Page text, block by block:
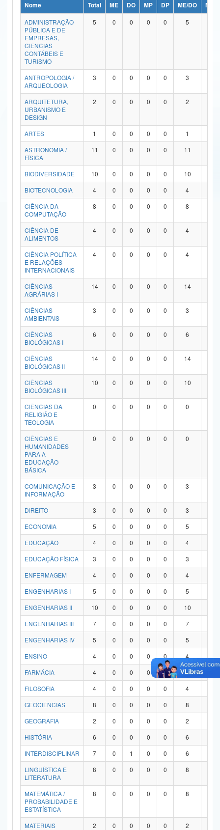
Ministério da Ciência, Tecnologia, Inovações e Comunicações
Ministério do Meio Ambiente
Ministério do Turismo
Ministério do Desenvolvimento Regional
Controladoria-Geral da União
Ministério da Mulher, da Família e dos Direitos Humanos
Secretaria de Governo
Advocacia-Geral da União
Banco Central do Brasil
Nome Total ME DO MP DP ME/DO
MP/
ADMINISTRAÇÃO
PÚBLICA E DE
EMPRESAS,
CIÊNCIAS
CONTÁBEIS E
TURISMO
5 0 0 0 0 5
ANTROPOLOGIA /
ARQUEOLOGIA
3 0 0 0 0 3
ARQUITETURA,
URBANISMO E
DESIGN
2 0 0 0 0 2
ARTES 1 0 0 0 0 1
ASTRONOMIA /
FÍSICA
11 0 0 0 0 11
BIODIVERSIDADE 10 0 0 0 0 10
BIOTECNOLOGIA
4 0 0 0 0 4
CIÊNCIA DA
COMPUTAÇÃO
8 0 0 0 0 8
CIÊNCIA DE
ALIMENTOS
4 0 0 0 0 4
CIÊNCIA POLÍTICA
E RELAÇÕES
INTERNACIONAIS
4 0 0 0 0 4
CIÊNCIAS
AGRÁRIAS I
14 0 0 0 0 14
CIÊNCIAS
AMBIENTAIS
3 0 0 0 0 3
CIÊNCIAS
BIOLÓGICAS I
6 0 0 0 0 6
CIÊNCIAS
BIOLÓGICAS II
14 0 0 0 0 14
CIÊNCIAS
BIOLÓGICAS III
10 0 0 0 0 10
CIÊNCIAS DA
RELIGIÃO E
TEOLOGIA
0 0 0 0 0 0
CIÊNCIAS E
HUMANIDADES
PARA A
EDUCAÇÃO
BÁSICA
0 0 0 0 0 0
COMUNICAÇÃO E
INFORMAÇÃO
3 0 0 0 0 3
DIREITO 3 0 0 0 0 3
ECONOMIA
5 0 0 0 0 5
EDUCAÇÃO
4 0 0 0 0 4
EDUCAÇÃO FÍSICA
3 0 0 0 0 3
ENFERMAGEM
4 0 0 0 0 4
ENGENHARIAS I
5 0 0 0 0 5
ENGENHARIAS II
10 0 0 0 0 10
ENGENHARIAS III
7 0 0 0 0 7
ENGENHARIAS IV
5 0 0 0 0 5
ENSINO
4 0 0 0 0 4
FARMÁCIA
4 0 0 0 0 4
FILOSOFIA
4 0 0 0 0 4
GEOCIÊNCIAS
8 0 0 0 0 8
GEOGRAFIA
2 0 0 0 0 2
HISTÓRIA
6 0 0 0 0 6
INTERDISCIPLINAR
7 0 1 0 0 6
LINGUÍSTICA E
LITERATURA
8 0 0 0 0 8
MATEMÁTICA /
PROBABILIDADE E
ESTATÍSTICA
8 0 0 0 0 8
MATERIAIS 2 0 0 0 0 2